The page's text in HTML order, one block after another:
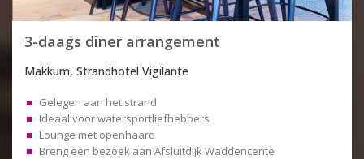
3-daags diner arrangement
Makkum, Strandhotel Vigilante
Gelegen aan het strand
Ideaal voor watersportliefhebbers
Lounge met openhaard
Breng een bezoek aan Afsluitdijk Waddencente